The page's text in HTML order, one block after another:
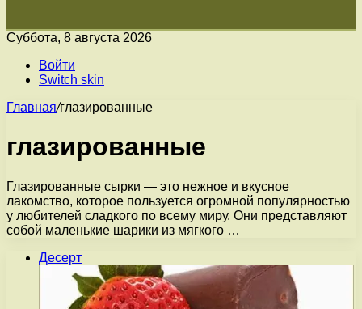
Суббота, 8 августа 2026
Войти
Switch skin
Главная/глазированные
глазированные
Глазированные сырки — это нежное и вкусное
лакомство, которое пользуется огромной популярностью
у любителей сладкого по всему миру. Они представляют
собой маленькие шарики из мягкого …
Десерт